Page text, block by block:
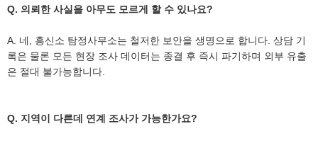
Q. 의뢰한 사실을 아무도 모르게 할 수 있나요?
A. 네, 흥신소 탐정사무소는 철저한 보안을 생명으로 합니다. 상담 기
록은 물론 모든 현장 조사 데이터는 종결 후 즉시 파기하며 외부 유출
은 절대 불가능합니다.
Q. 지역이 다른데 연계 조사가 가능한가요?